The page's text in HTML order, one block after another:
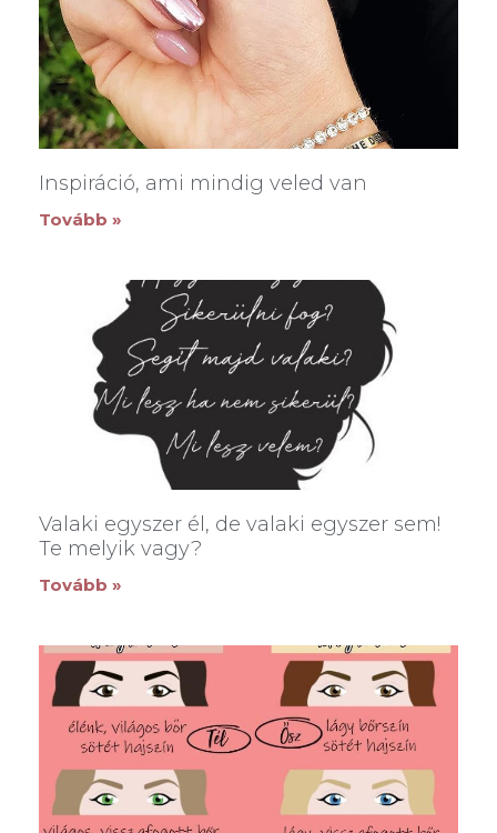
Inspiráció, ami mindig veled van
Tovább »
Valaki egyszer él, de valaki egyszer sem!
Te melyik vagy?
Tovább »